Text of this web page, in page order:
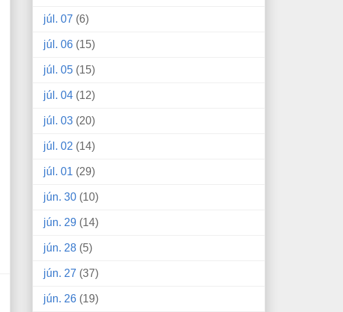
júl. 07 (6)
júl. 06 (15)
júl. 05 (15)
júl. 04 (12)
júl. 03 (20)
júl. 02 (14)
júl. 01 (29)
jún. 30 (10)
jún. 29 (14)
jún. 28 (5)
jún. 27 (37)
jún. 26 (19)